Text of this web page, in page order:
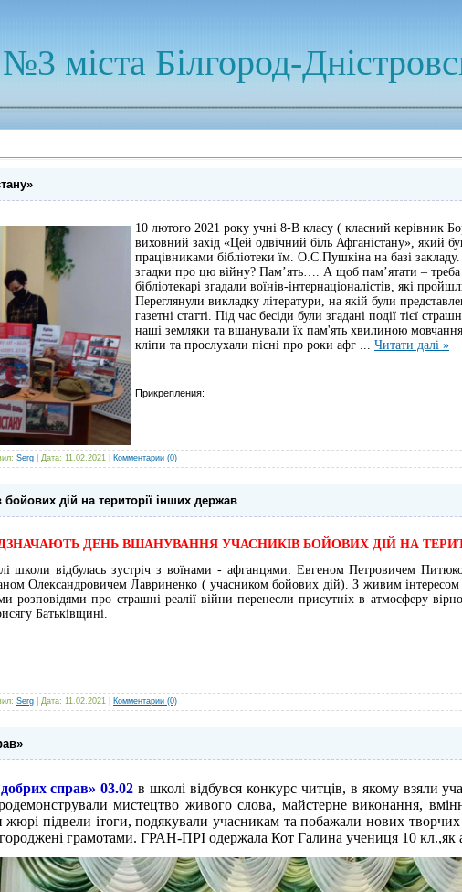
№3 міста Білгород-
10 лютого 2021 року учні 8-В класу ( класний керівник
виховний захід «Цей одвічний біль Афганістану», який
працівниками бібліотеки їм. О.С.Пушкіна на базі
згадки про цю війну? Пам’ять…. А щоб пам’ятати –
бібліотекарі згадали воїнів-інтернаціоналістів, які
Переглянули викладку літератури, на якій були
газетні статті. Під час бесіди були згадані події тієї
наші земляки та вшанували їх пам'ять хвилиною
кліпи та прослухали пісні про роки афг
Читати далі »
Прикрепления:
Serg | Дата: 11.02.2021 Комментарии (0)
дій на території інших держав
ДЕНЬ ВШАНУВАННЯ УЧАСНИКІВ БОЙОВИХ ДІЙ НА
школи відбулась зустріч з воїнами - афганцями: Евгеном Петровичем
Олександровичем Лавриненко ( учасником бойових дій). З живим інтересом
розповідями про страшні реалії війни перенесли присутніх в атмосферу
Батьківщині.
Serg | Дата: 11.02.2021 Комментарии (0)
справ» 03.02в школі відбувся конкурс читців, в якому взяли
мистецтво живого слова, майстерне виконання,
жюрі підвели ітоги, подякували учасникам та побажали нових
грамотами. ГРАН-ПРІ одержала Кот Галина учениця 10 кл.,як